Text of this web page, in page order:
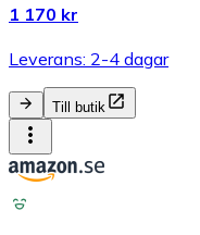
1 170 kr
Leverans: 2-4 dagar
Till butik